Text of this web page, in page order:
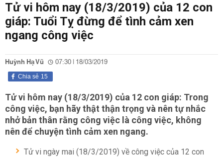
Tử vi hôm nay (18/3/2019) của 12 con
giáp: Tuổi Tỵ đừng để tình cảm xen
ngang công việc
Huỳnh Hạ Vũ 07:30 | 18/03/2019
15
Chia sẻ
Tử vi hôm nay (18/3/2019) của 12 con giáp: Trong
công việc, bạn hãy thật thận trọng và nên tự nhắc
nhở bản thân rằng công việc là công việc, không
nên để chuyện tình cảm xen ngang.
Tử vi ngày mai (18/3/2019) về công việc của 12 con